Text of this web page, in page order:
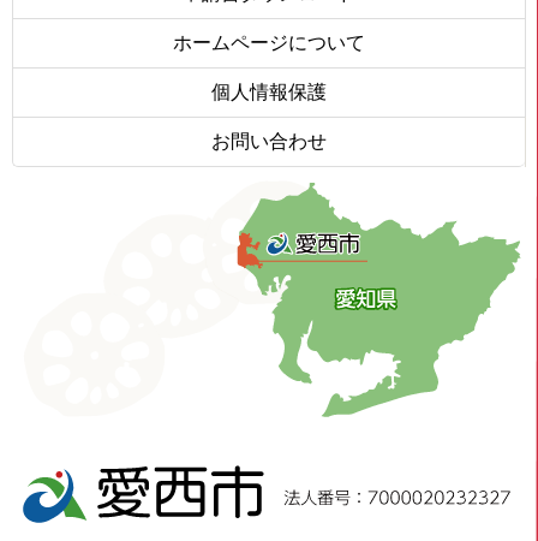
ホームページについて
個人情報保護
お問い合わせ